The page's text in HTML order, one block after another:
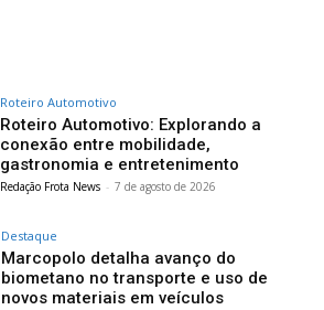
Roteiro Automotivo
Roteiro Automotivo: Explorando a
conexão entre mobilidade,
gastronomia e entretenimento
Redação Frota News - 7 de agosto de 2026
Destaque
Marcopolo detalha avanço do
biometano no transporte e uso de
novos materiais em veículos